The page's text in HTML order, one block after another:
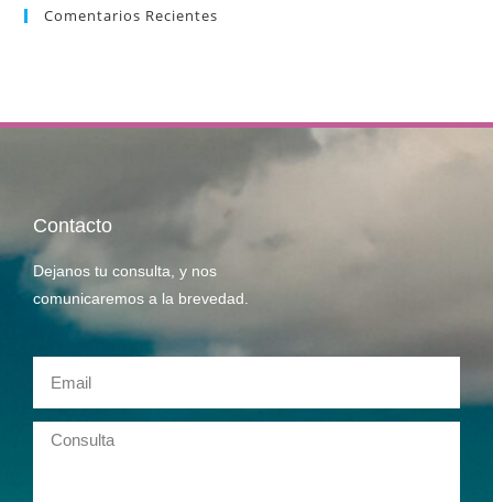
Comentarios Recientes
Contacto
Dejanos tu consulta, y nos
comunicaremos a la brevedad.